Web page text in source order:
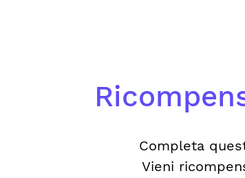
Completa
Vieni